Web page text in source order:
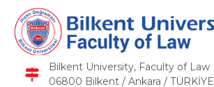
Bilkent University, Faculty of Law
06800 Bilkent / Ankara / TÜRKİYE